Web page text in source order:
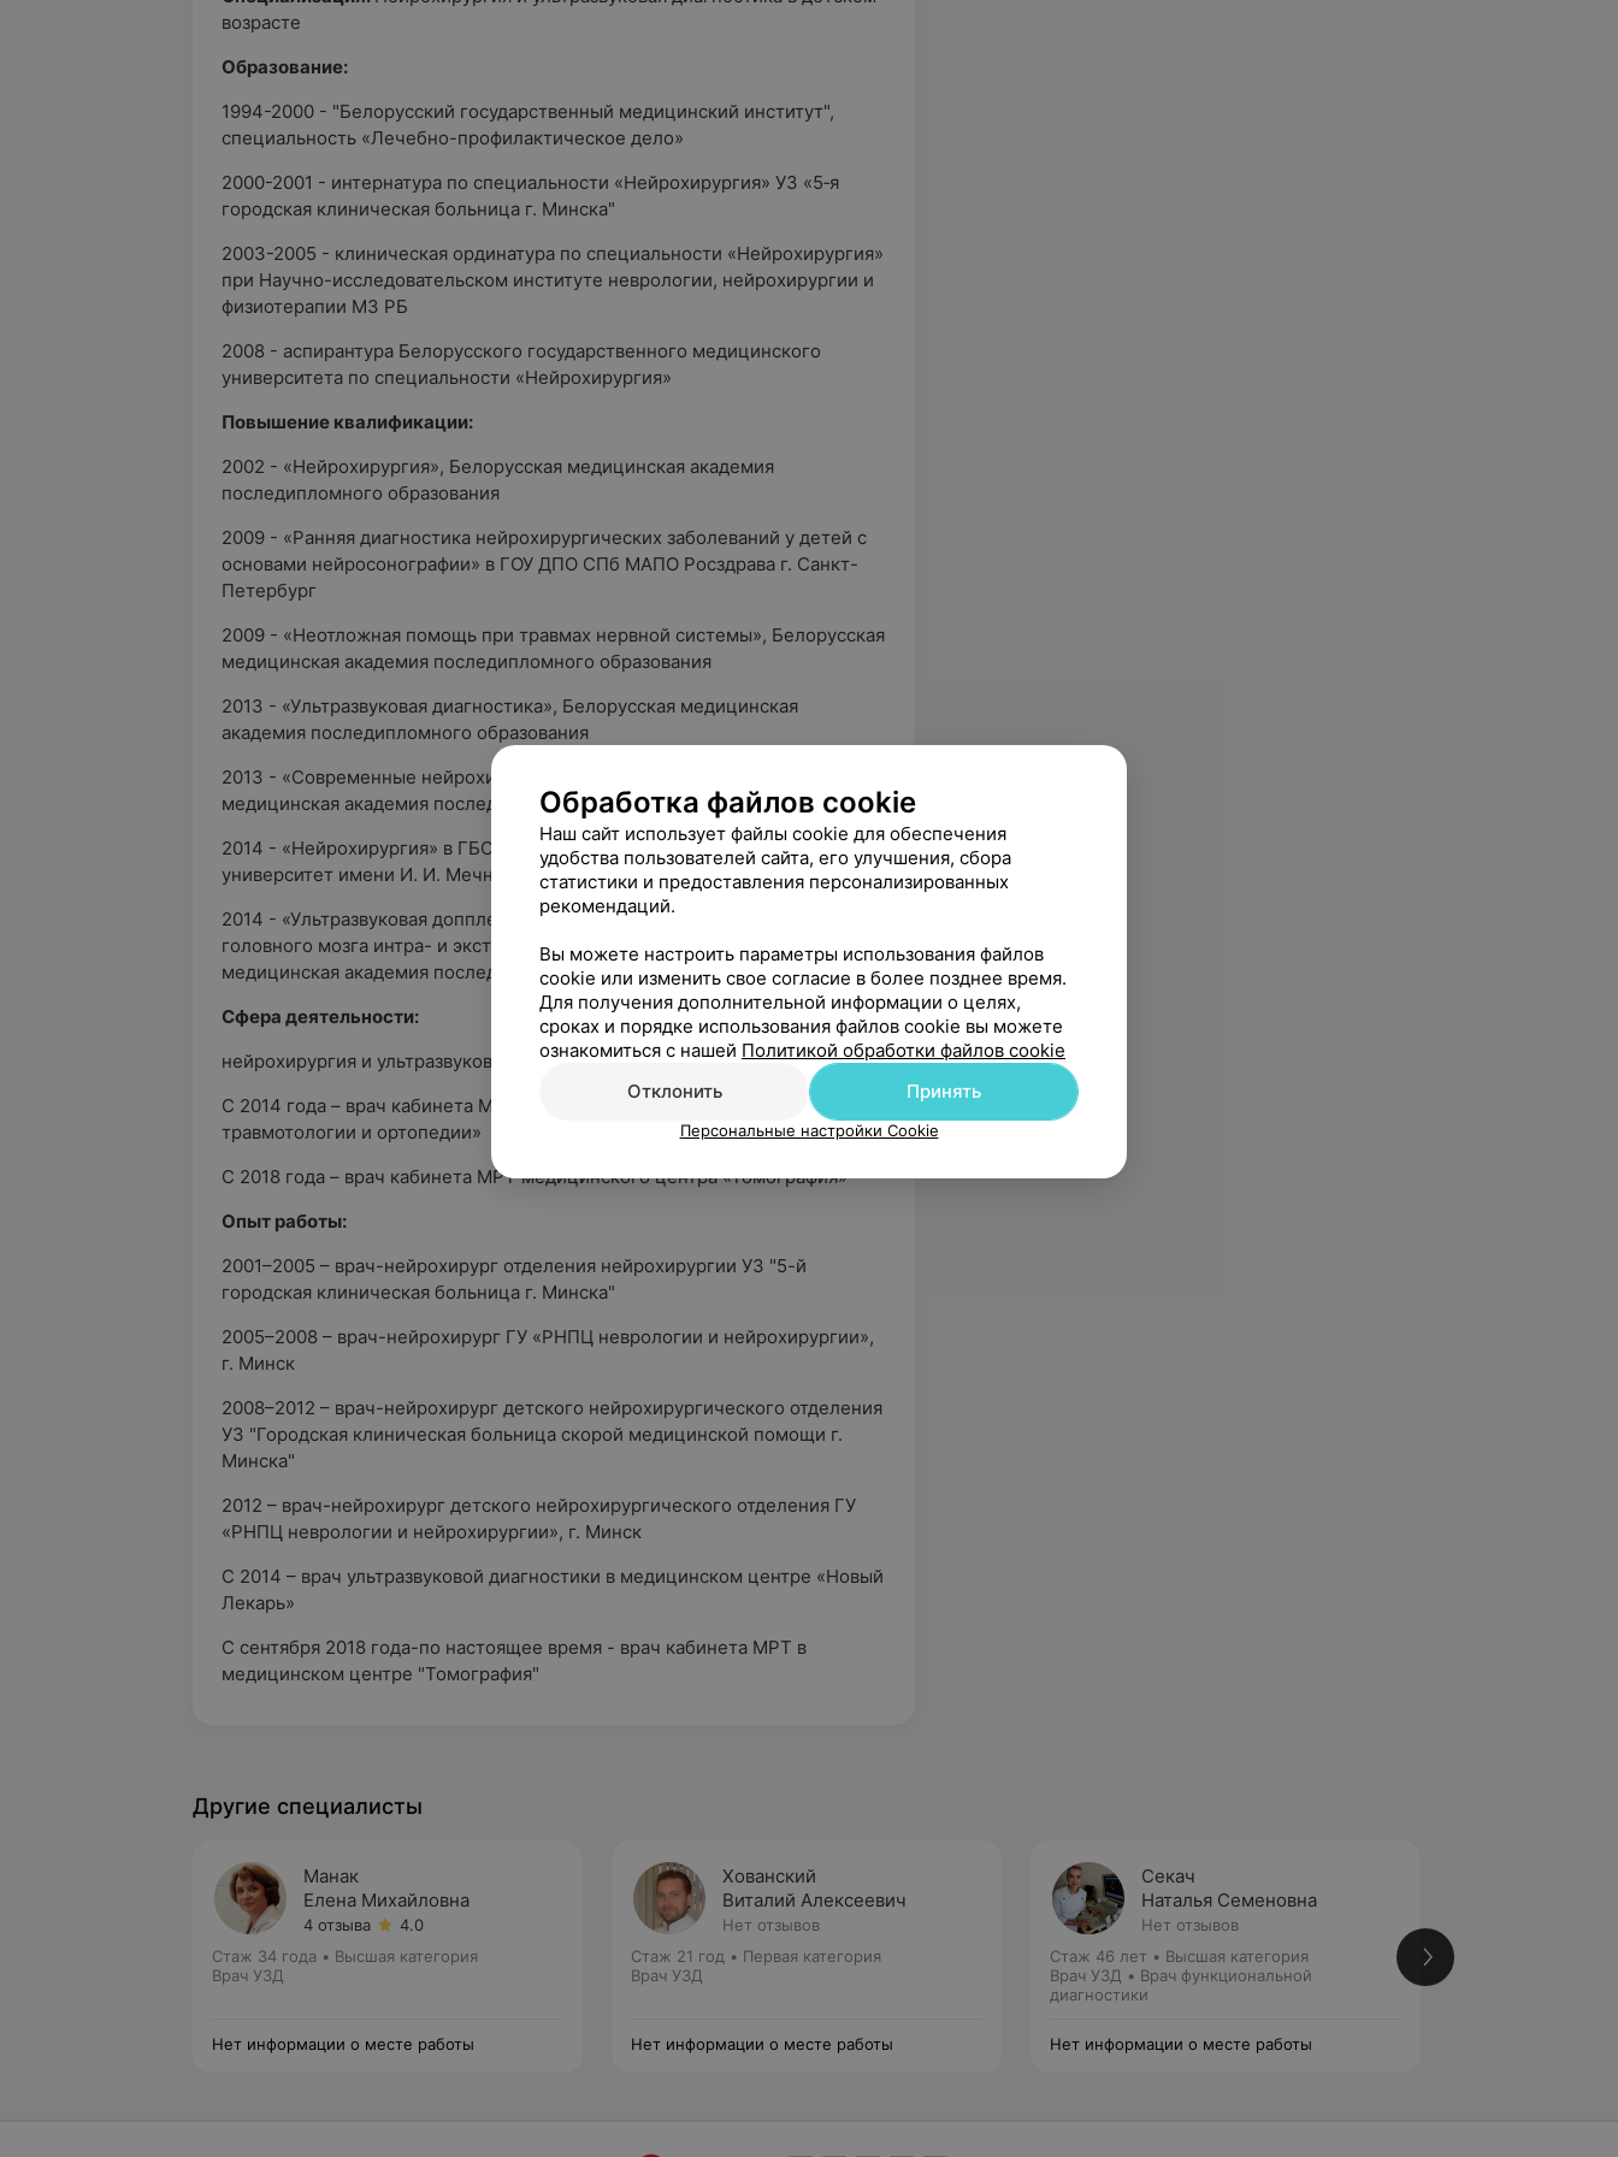
возрасте
Образование:
1994-2000 - "Белорусский государственный медицинский институт",
специальность «Лечебно-профилактическое дело»
2000-2001 - интернатура по специальности «Нейрохирургия» УЗ «5‑я
городская клиническая больница г. Минска"
2003-2005 - клиническая ординатура по специальности «Нейрохирургия»
при Научно-исследовательском институте неврологии, нейрохирургии и
физиотерапии МЗ РБ
2008 - аспирантура Белорусского государственного медицинского
университета по специальности «Нейрохирургия»
Повышение квалификации:
2002 - «Нейрохирургия», Белорусская медицинская академия
последипломного образования
2009 - «Ранняя диагностика нейрохирургических заболеваний у детей с
основами нейросонографии» в ГОУ ДПО СПб МАПО Росздрава г. Санкт-
Петербург
2009 - «Неотложная помощь при травмах нервной системы», Белорусская
медицинская академия последипломного образования
2013 - «Ультразвуковая диагностика», Белорусская медицинская
академия последипломного образования
2013 - «Современные нейрохирургические технологии», Белорусская
медицинская академия последипломного образования
2014 - «Нейрохирургия» в ГБОУ ВПО «Северо-Западный государственный
университет имени И. И. Мечникова» МЗ РФ г. Санкт-Петербург
2014 - «Ультразвуковая допплеровская диагностика заболеваний сосудов
головного мозга интра- и экстракраниального уровня», Белорусская
медицинская академия последипломного образования
Сфера деятельности:
нейрохирургия и ультразвуковая диагностика детского возраста
С 2014 года – врач кабинета МРТ, врач кабинета УЗИ ГУ «РНПЦ
травмотологии и ортопедии»
С 2018 года – врач кабинета МРТ медицинского центра «Томография»
Опыт работы:
2001–2005 – врач-нейрохирург отделения нейрохирургии УЗ "5-й
городская клиническая больница г. Минска"
2005–2008 – врач-нейрохирург ГУ «РНПЦ неврологии и нейрохирургии»,
г. Минск
2008–2012 – врач-нейрохирург детского нейрохирургического отделения
УЗ "Городская клиническая больница скорой медицинской помощи г.
Минска"
2012 – врач-нейрохирург детского нейрохирургического отделения ГУ
«РНПЦ неврологии и нейрохирургии», г. Минск
С 2014 – врач ультразвуковой диагностики в медицинском центре «Новый
Лекарь»
С сентября 2018 года-по настоящее время - врач кабинета МРТ в
медицинском центре "Томография"
Другие специалисты
Манак
Елена Михайловна
4 отзыва
4.0
Стаж 34 года • Высшая категория
Врач УЗД
Нет информации о месте работы
Хованский
Виталий Алексеевич
Нет отзывов
Стаж 21 год • Первая категория
Врач УЗД
Нет информации о месте работы
Секач
Наталья Семеновна
Нет отзывов
Стаж 46 лет • Высшая категория
Врач УЗД • Врач функциональной
диагностики
Нет информации о месте работы
Обработка файлов cookie
Наш сайт использует файлы cookie для обеспечения
удобства пользователей сайта, его улучшения, сбора
статистики и предоставления персонализированных
рекомендаций.
Вы можете настроить параметры использования файлов
cookie или изменить свое согласие в более позднее время.
Для получения дополнительной информации о целях,
сроках и порядке использования файлов cookie вы можете
ознакомиться с нашей Политикой обработки файлов cookie
Отклонить
Принять
Персональные настройки Cookie